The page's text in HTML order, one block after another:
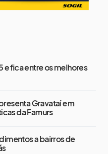
e fica entre os melhores
Gravataí em
da Famurs
a bairros de